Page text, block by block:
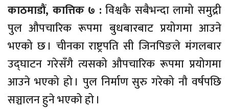
काठमाडौं, कात्तिक ७ : विश्वकै सबैभन्दा लामो समुद्री
पुल औपचारिक रूपमा बुधबारबाट प्रयोगमा आउने
भएको छ । चीनका राष्ट्रपति सी जिनपिङले मंगलबार
उद्घाटन गरेसँगै त्यसको औपचारिक रूपमा प्रयोगमा
आउने भएको हो । पुल निर्माण सुरु गरेको नौ वर्षपछि
सञ्चालन हुने भएको हो ।